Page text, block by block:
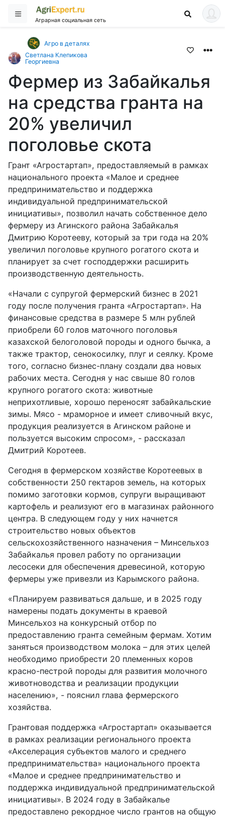
Аграрная социальная сеть
Агро в деталях
Светлана Клепикова
Георгиевна
Фермер из Забайкалья
на средства гранта на
20% увеличил
поголовье скота
Грант «Агростартап», предоставляемый в рамках
национального проекта «Малое и среднее
предпринимательство и поддержка
индивидуальной предпринимательской
инициативы», позволил начать собственное дело
фермеру из Агинского района Забайкалья
Дмитрию Коротееву, который за три года на 20%
увеличил поголовье крупного рогатого скота и
планирует за счет господдержки расширить
производственную деятельность.
«Начали с супругой фермерский бизнес в 2021
году после получения гранта «Агростартап». На
финансовые средства в размере 5 млн рублей
приобрели 60 голов маточного поголовья
казахской белоголовой породы и одного бычка, а
также трактор, сенокосилку, плуг и сеялку. Кроме
того, согласно бизнес-плану создали два новых
рабочих места. Сегодня у нас свыше 80 голов
крупного рогатого скота: животные
неприхотливые, хорошо переносят забайкальские
зимы. Мясо - мраморное и имеет сливочный вкус,
продукция реализуется в Агинском районе и
пользуется высоким спросом», - рассказал
Дмитрий Коротеев.
Сегодня в фермерском хозяйстве Коротеевых в
собственности 250 гектаров земель, на которых
помимо заготовки кормов, супруги выращивают
картофель и реализуют его в магазинах районного
центра. В следующем году у них начнется
строительство новых объектов
сельскохозяйственного назначения – Минсельхоз
Забайкалья провел работу по организации
лесосеки для обеспечения древесиной, которую
фермеры уже привезли из Карымского района.
«Планируем развиваться дальше, и в 2025 году
намерены подать документы в краевой
Минсельхоз на конкурсный отбор по
предоставлению гранта семейным фермам. Хотим
заняться производством молока – для этих целей
необходимо приобрести 20 племенных коров
красно-пестрой породы для развития молочного
животноводства и реализации продукции
населению», - пояснил глава фермерского
хозяйства.
Грантовая поддержка «Агростартап» оказывается
в рамках реализации регионального проекта
«Акселерация субъектов малого и среднего
предпринимательства» национального проекта
«Малое и среднее предпринимательство и
поддержка индивидуальной предпринимательской
инициативы». В 2024 году в Забайкалье
предоставлено рекордное число грантов на общую